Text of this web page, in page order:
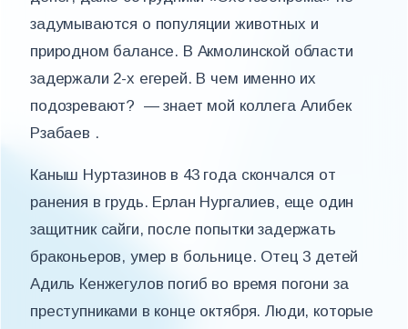
задумываются о популяции животных и
природном балансе. В Акмолинской области
задержали 2-х егерей. В чем именно их
подозревают? — знает мой коллега Алибек
Рзабаев .
Каныш Нуртазинов в 43 года скончался от
ранения в грудь. Ерлан Нургалиев, еще один
защитник сайги, после попытки задержать
браконьеров, умер в больнице. Отец 3 детей
Адиль Кенжегулов погиб во время погони за
преступниками в конце октября. Люди, которые